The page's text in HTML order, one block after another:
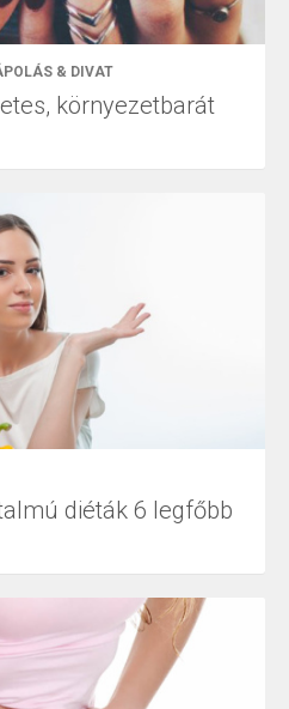
& DIVAT
környezetbarát
diéták 6 legfőbb